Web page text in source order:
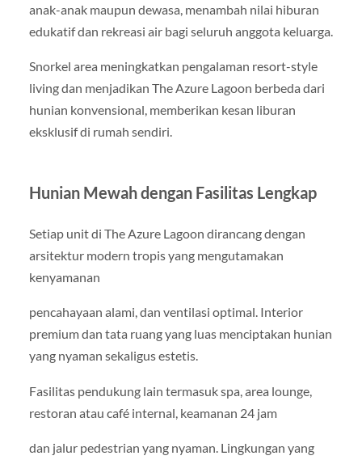
anak-anak maupun dewasa, menambah nilai hiburan
edukatif dan rekreasi air bagi seluruh anggota keluarga.
Snorkel area meningkatkan pengalaman resort-style
living dan menjadikan The Azure Lagoon berbeda dari
hunian konvensional, memberikan kesan liburan
eksklusif di rumah sendiri.
Hunian Mewah dengan Fasilitas Lengkap
Setiap unit di The Azure Lagoon dirancang dengan
arsitektur modern tropis yang mengutamakan
kenyamanan
pencahayaan alami, dan ventilasi optimal. Interior
premium dan tata ruang yang luas menciptakan hunian
yang nyaman sekaligus estetis.
Fasilitas pendukung lain termasuk spa, area lounge,
restoran atau café internal, keamanan 24 jam
dan jalur pedestrian yang nyaman. Lingkungan yang